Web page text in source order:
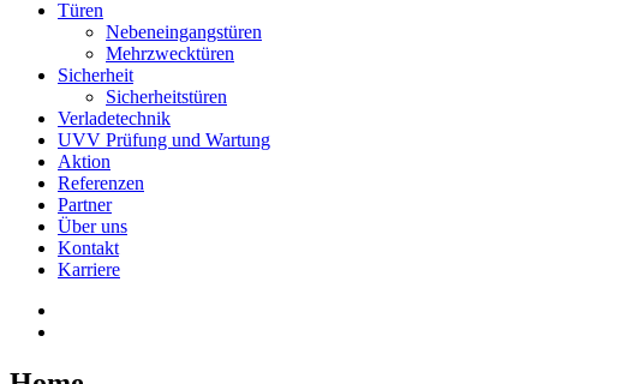
Türen
Nebeneingangstüren
Mehrzwecktüren
Sicherheit
Sicherheitstüren
Verladetechnik
UVV Prüfung und Wartung
Aktion
Referenzen
Partner
Über uns
Kontakt
Karriere